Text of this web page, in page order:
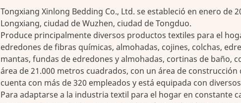
Tongxiang Xinlong Bedding Co., Ltd. se estableció en enero de
Longxiang, ciudad de Wuzhen, ciudad de Tongduo.
Produce principalmente diversos productos textiles para el
edredones de fibras químicas, almohadas, cojines, colchas,
mantas, fundas de edredones y almohadas, cortinas de baño,
área de 21.000 metros cuadrados, con un área de
cuenta con más de 320 empleados y está equipada con
Para adaptarse a la industria textil para el hogar en constante